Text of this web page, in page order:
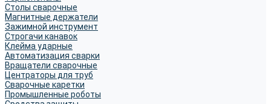
Столы сварочные
Магнитные держатели
Зажимной инструмент
Строгачи канавок
Клейма ударные
Автоматизация сварки
Вращатели сварочные
Центраторы для труб
Сварочные каретки
Промышленные роботы